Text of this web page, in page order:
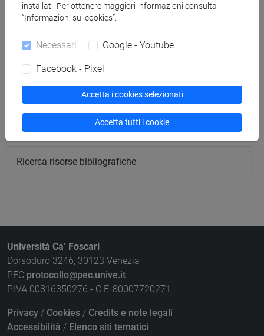
Ricerca insegnamenti
Ricerca aule
Ricerca sedi
Ricerca strutture
Ricerca pubblicazioni
Ricerca risorse bibliografiche
Università Ca’ Foscari
Dorsoduro 3246, 30123 Venezia
PEC protocollo@pec.unive.it
P.IVA 00816350276 - C.F. 80007720271
Privacy / Cookies / Credits e note legali
Accessibilità / Elenco siti tematici
installati. Per ottenere maggiori informazioni consulta
“Informazioni sui cookies”.
Necessari Google - Youtube
Facebook - Pixel
Accetta i cookies selezionati
Accetta tutti i cookie